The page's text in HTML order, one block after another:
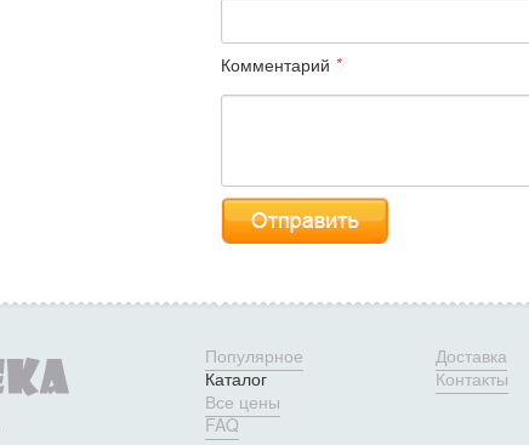
Комментарий *
Популярное
Каталог
Все цены
FAQ
Доставка
Контакты